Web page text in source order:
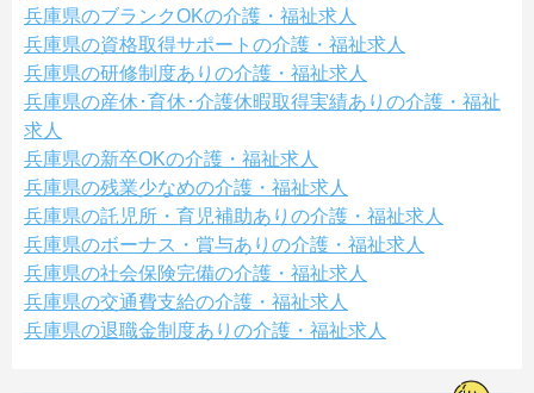
兵庫県のブランクOKの介護・福祉求人
兵庫県の資格取得サポートの介護・福祉求人
兵庫県の研修制度ありの介護・福祉求人
兵庫県の産休･育休･介護休暇取得実績ありの介護・福祉
求人
兵庫県の新卒OKの介護・福祉求人
兵庫県の残業少なめの介護・福祉求人
兵庫県の託児所・育児補助ありの介護・福祉求人
兵庫県のボーナス・賞与ありの介護・福祉求人
兵庫県の社会保険完備の介護・福祉求人
兵庫県の交通費支給の介護・福祉求人
兵庫県の退職金制度ありの介護・福祉求人